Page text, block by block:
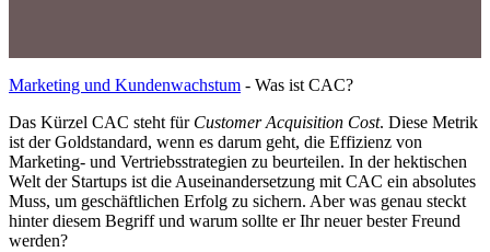
Marketing und Kundenwachstum - Was ist CAC?
Das Kürzel CAC steht für Customer Acquisition Cost. Diese Metrik
ist der Goldstandard, wenn es darum geht, die Effizienz von
Marketing- und Vertriebsstrategien zu beurteilen. In der hektischen
Welt der Startups ist die Auseinandersetzung mit CAC ein absolutes
Muss, um geschäftlichen Erfolg zu sichern. Aber was genau steckt
hinter diesem Begriff und warum sollte er Ihr neuer bester Freund
werden?